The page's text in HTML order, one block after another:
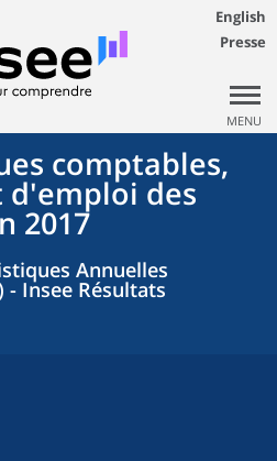
English
Presse
MENU
comptables,
d'emploi des
2017
Annuelles
- Insee Résultats